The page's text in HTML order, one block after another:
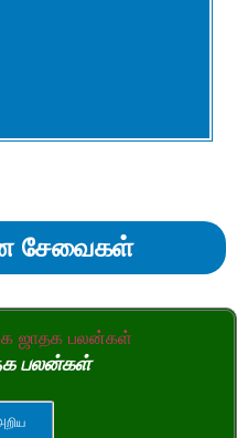
சேவைகள்
பலன்கள்